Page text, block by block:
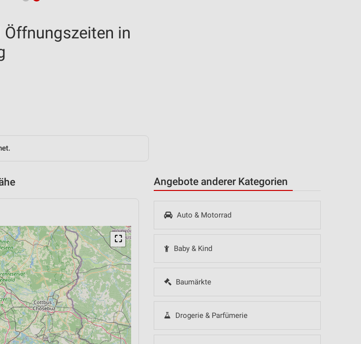
Angebote anderer Kategorien
Auto & Motorrad
Baby & Kind
Baumärkte
Drogerie & Parfümerie
in
⛶